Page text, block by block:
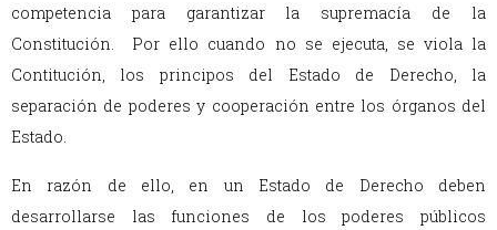
competencia para garantizar la supremacía de la
Constitución. Por ello cuando no se ejecuta, se viola la
Contitución, los principos del Estado de Derecho, la
separación de poderes y cooperación entre los órganos del
Estado.
En razón de ello, en un Estado de Derecho deben
desarrollarse las funciones de los poderes públicos